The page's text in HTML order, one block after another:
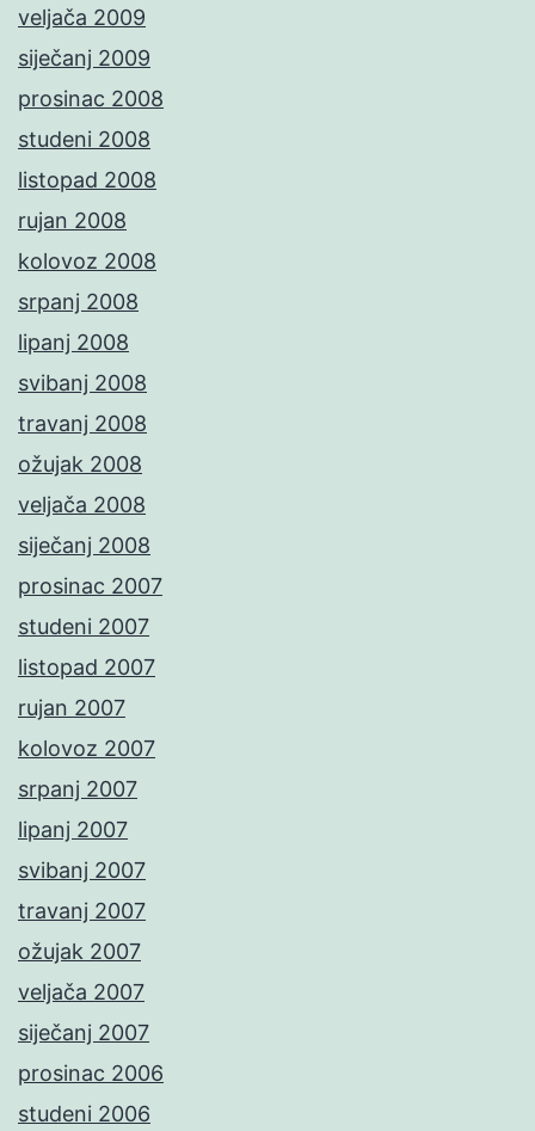
veljača 2009
siječanj 2009
prosinac 2008
studeni 2008
listopad 2008
rujan 2008
kolovoz 2008
srpanj 2008
lipanj 2008
svibanj 2008
travanj 2008
ožujak 2008
veljača 2008
siječanj 2008
prosinac 2007
studeni 2007
listopad 2007
rujan 2007
kolovoz 2007
srpanj 2007
lipanj 2007
svibanj 2007
travanj 2007
ožujak 2007
veljača 2007
siječanj 2007
prosinac 2006
studeni 2006